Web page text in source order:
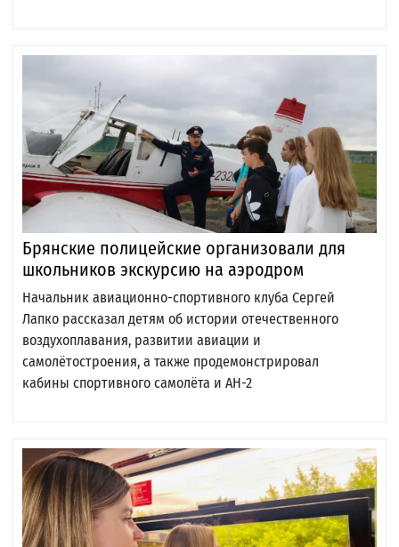
Брянские полицейские организовали для
школьников экскурсию на аэродром
Начальник авиационно-спортивного клуба Сергей
Лапко рассказал детям об истории отечественного
воздухоплавания, развитии авиации и
самолётостроения, а также продемонстрировал
кабины спортивного самолёта и АН-2